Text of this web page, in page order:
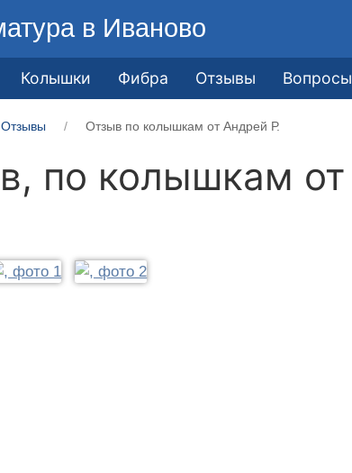
в Иваново
Колышки Фибра Отзывы Вопросы
Отзывы Отзыв по колышкам от Андрей Р.
по колышкам от